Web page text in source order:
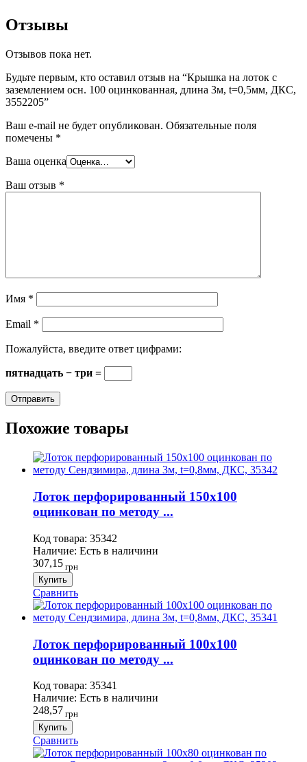
Отзывы
Отзывов пока нет.
Будьте первым, кто оставил отзыв на “Крышка на лоток с
заземлением осн. 100 оцинкованная, длина 3м, t=0,5мм, ДКС,
3552205”
Ваш e-mail не будет опубликован. Обязательные поля
помечены *
Ваша оценка
Ваш отзыв *
Имя *
Email *
Пожалуйста, введите ответ цифрами:
пятнадцать − три =
Похожие товары
Лоток перфорированный 150х100
оцинкован по методу ...
Код товара: 35342
Наличие: Есть в наличини
307,15 грн
Купить
Сравнить
Лоток перфорированный 100х100
оцинкован по методу ...
Код товара: 35341
Наличие: Есть в наличини
248,57 грн
Купить
Сравнить